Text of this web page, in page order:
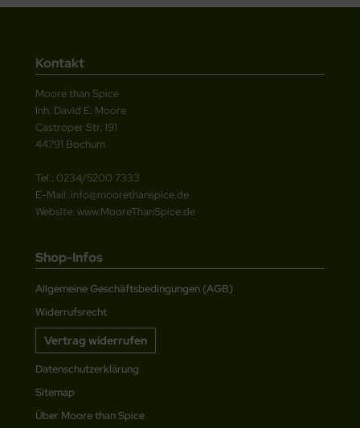
Kontakt
Moore than Spice
Inh. David E. Moore
Castroper Str. 191
44791 Bochum
Tel.: 0234/5200 7333
E-Mail: info@moorethanspice.de
Website: www.MooreThanSpice.de
Shop-Infos
Allgemeine Geschäftsbedingungen (AGB)
Widerrufsrecht
Vertrag widerrufen
Datenschutzerklärung
Sitemap
Über Moore than Spice